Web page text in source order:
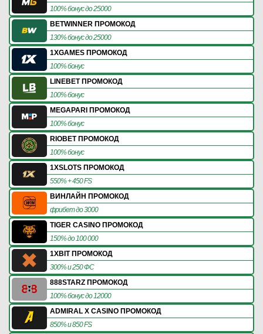
100% бонус до 25000
BETWINNER ПРОМОКОД
130% бонус до 25000
1XGAMES ПРОМОКОД
100% бонус
LINEBET ПРОМОКОД
100% бонус
MEGAPARI ПРОМОКОД
100% бонус
RIOBET ПРОМОКОД
100% бонус
1XSLOTS ПРОМОКОД
550% + 450 FS
ВИНЛАЙН ПРОМОКОД
фрибет до 3000
TIGER CASINO ПРОМОКОД
150% до 100 000
1XBIT ПРОМОКОД
300% и 250 ФС
888STARZ ПРОМОКОД
100% бонус до 12000
ADMIRAL X CASINO ПРОМОКОД
850% и 850 FS